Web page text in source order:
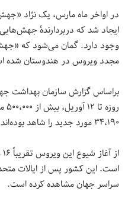
ایجاد شد که دربردارندهٔ
وجود دارد. گمان می‌شود که
مجدد ویروس در هندوستان شده
براساس گزارش سازمان بهداشت
۳۴،۱۹۰ مورد جدید را شاهد بوده‌اند.
است. این کشور پس از ایالات متحده
سراسر جهان مشاهده کرده است.